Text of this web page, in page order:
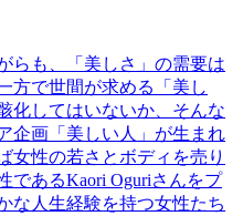
らも、「美しさ」の需要は
方で世間が求める「美し
化してはいないか、そんな
企画「美しい人」が生まれ
女性の若さとボディを売り
であるKaori Oguriさんをプ
な人生経験を持つ女性たち